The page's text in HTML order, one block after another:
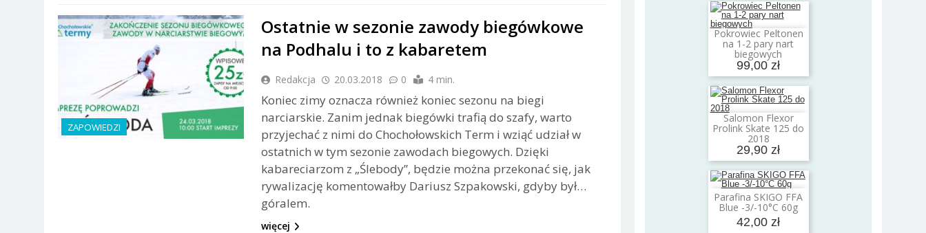
ZAPOWIEDZI
Ostatnie w sezonie zawody biegówkowe
na Podhalu i to z kabaretem
Redakcja 20.03.2018 0 4 min.
Koniec zimy oznacza również koniec sezonu na biegi
narciarskie. Zanim jednak biegówki trafią do szafy, warto
przyjechać z nimi do Chochołowskich Term i wziąć udział w
ostatnich w tym sezonie zawodach biegowych. Dzięki
kabareciarzom z „Ślebody”, będzie można przekonać się, jak
rywalizację komentowałby Dariusz Szpakowski, gdyby był…
góralem.
więcej
Pokrowiec Peltonen
na 1-2 pary nart
biegowych
99,00 zł
Dodaj do koszyka
Salomon Flexor
Prolink Skate 125 do
2018
29,90 zł
Dodaj do koszyka
Parafina SKIGO FFA
Blue -3/-10°C 60g
42,00 zł
Dodaj do koszyka